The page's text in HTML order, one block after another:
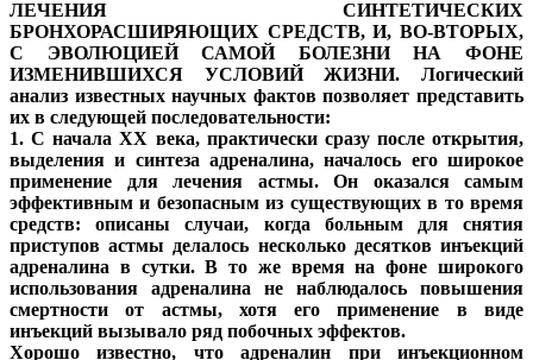
ЛЕЧЕНИЯ СИНТЕТИЧЕСКИХ
БРОНХОРАСШИРЯЮЩИХ СРЕДСТВ, И, ВО-ВТОРЫХ,
С ЭВОЛЮЦИЕЙ САМОЙ БОЛЕЗНИ НА ФОНЕ
ИЗМЕНИВШИХСЯ УСЛОВИЙ ЖИЗНИ. Логический
анализ известных научных фактов позволяет представить
их в следующей последовательности:
1. С начала XX века, практически сразу после открытия,
выделения и синтеза адреналина, началось его широкое
применение для лечения астмы. Он оказался самым
эффективным и безопасным из существующих в то время
средств: описаны случаи, когда больным для снятия
приступов астмы делалось несколько десятков инъекций
адреналина в сутки. В то же время на фоне широкого
использования адреналина не наблюдалось повышения
смертности от астмы, хотя его применение в виде
инъекций вызывало ряд побочных эффектов.
Хорошо известно, что адреналин при инъекционном